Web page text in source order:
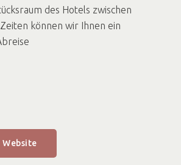
des Hotels zwischen
können wir Ihnen ein
Website